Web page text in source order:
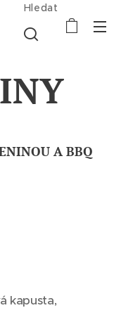
Hledat
A BBQ
kapusta,